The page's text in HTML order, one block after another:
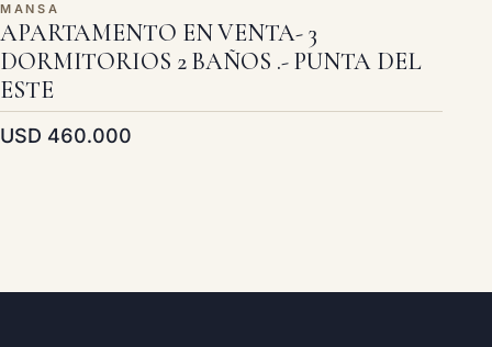
MANSA
APARTAMENTO EN VENTA- 3
DORMITORIOS 2 BAÑOS .- PUNTA DEL
ESTE
USD 460.000